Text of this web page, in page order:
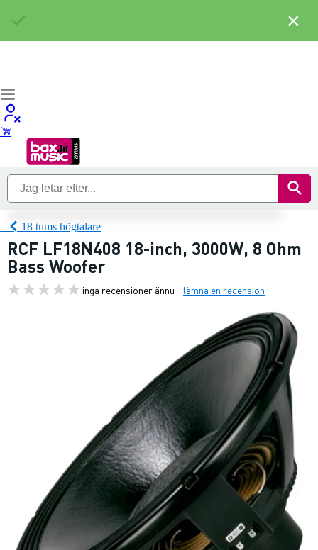
18 tums högtalare
RCF LF18N408 18-inch, 3000W, 8 Ohm
Bass Woofer
inga recensioner ännu lämna en recension
×